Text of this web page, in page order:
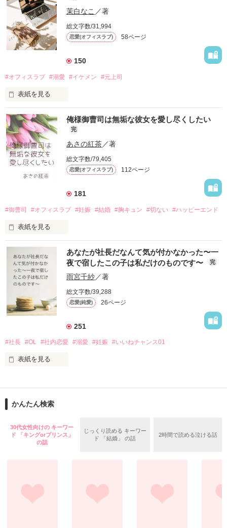
茉白なこ ／著
総文字数/31,994
恋愛(オフィスラブ) 58ページ
150
#オフィスラブ #溺愛 #イケメン #元上司
表紙を見る
「ごめん、園崎とは付き合えない」
コンサル会社に勤めていた園崎美羽（そのざきみう）は、
片想いをしていた上司・戸川玲（とがわれい）にバッサリフラ
れてしまう
会社も転職して二度と会うことはないと思っていた彼が
クライアントとして美羽の前に現れる
普通がコンプレックスな拗らせ女子
園崎美羽 26歳
×
クールな元上司
戸川玲 30歳
失恋したはずなのに、再会愛はとことん甘い？
俺様御曹司は無垢な彼女を愛し尽くしたい
完
あさの紅茶／著
総文字数/79,405
恋愛(オフィスラブ) 112ページ
181
#御曹司 #オフィスラブ #妊娠 #結婚 #胸キュン #切ない #ハッピーエンド
表紙を見る
西村奈々(27)
×
倉瀬祐吾(28)
二人が初めて出会ったのはニューヨーク。
だけどお互いその事を知らぬまま、人事異動により同じ部署で
働くこととなる。
最初は印象がよくなかった二人。
仕事を通して見えてくる人柄。
それはイチゴミルクよりも甘いキスだった──。
**********
拙作【恋が始まる】のリメイク版です。
ストーリーはほぼ変わっていませんが、一部追加したりしてい
ます。これに伴い、【恋がはじまる】は非公開とさせていただ
作品を読む
あなたが社長だなんて気が付かなかった〜一
夜で宿したこの子は私だけのものです〜
完
雨宮千紗／著
総文字数/39,288
恋愛(純愛) 26ページ
251
#社長 #OL #社内恋愛 #溺愛 #妊娠 #いいねチャンス01
表紙を見る
藤堂コーポレーション副社長
峯岸　雪　（みねぎし　ゆき）　29歳
ふたりは同じ会社で働くが礼央にとって雪は知ることのない一
般社員。
その日限りの関係のはずだった……
かんたん検索
30代女性向けの キーワー
ド 「キングorプリンス」
の話
じっくり読める キーワー
ド 「結婚」 の話
2時間で読める泣ける話